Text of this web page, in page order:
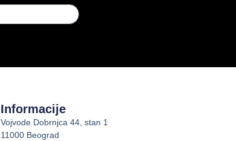
Informacije
Vojvode Dobrnjca 44, stan 1
11000 Beograd